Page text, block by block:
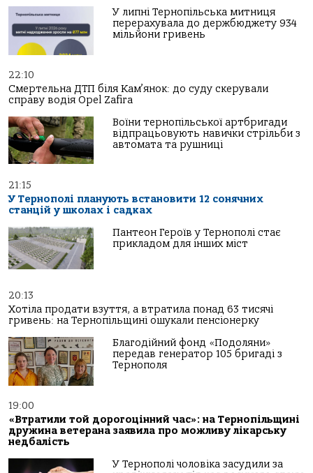
У липні Тернопільська митниця
перерахувала до держбюджету 934
мільйони гривень
22:10
Смертельна ДТП біля Кам’янок: до суду скерували
справу водія Opel Zafira
Воїни тернопільської артбригади
відпрацьовують навички стрільби з
автомата та рушниці
21:15
У Тернополі планують встановити 12 сонячних
станцій у школах і садках
Пантеон Героїв у Тернополі стає
прикладом для інших міст
20:13
Хотіла продати взуття, а втратила понад 63 тисячі
гривень: на Тернопільщині ошукали пенсіонерку
Благодійний фонд «Подоляни»
передав генератор 105 бригаді з
Тернополя
19:00
«Втратили той дорогоцінний час»: на Тернопільщині
дружина ветерана заявила про можливу лікарську
недбалість
У Тернополі чоловіка засудили за